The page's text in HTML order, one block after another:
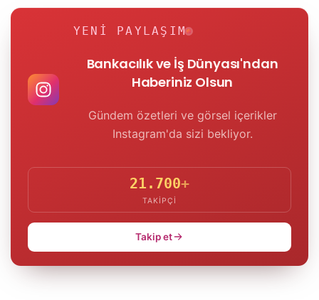
YENI PAYLAŞIM
Bankacılık ve İş Dünyası'ndan
Haberiniz Olsun
Gündem özetleri ve görsel içerikler
Instagram'da sizi bekliyor.
21.700+
TAKIPÇI
Takip et